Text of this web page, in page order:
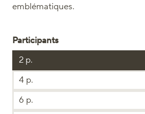
emblématiques.
Participants
2 p.
4 p.
6 p.